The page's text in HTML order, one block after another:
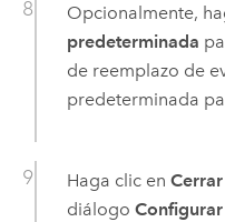
Opcionalmente,
predeterminada
de reemplazo de
predeterminada
Haga clic en Cerrar
diálogo